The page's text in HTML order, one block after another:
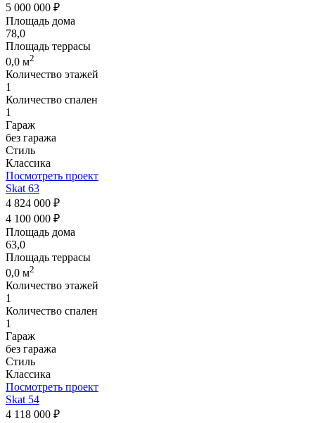
5 000 000 ₽
Площадь дома
78,0
Площадь террасы
0,0 м2
Количество этажей
1
Количество спален
1
Гараж
без гаража
Стиль
Классика
Посмотреть проект
Skat 63
4 824 000 ₽
4 100 000 ₽
Площадь дома
63,0
Площадь террасы
0,0 м2
Количество этажей
1
Количество спален
1
Гараж
без гаража
Стиль
Классика
Посмотреть проект
Skat 54
4 118 000 ₽